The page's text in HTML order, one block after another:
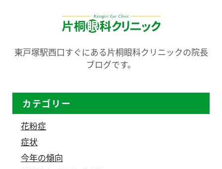
東戸塚駅西口すぐにある片桐眼科クリニックの院長
ブログです。
カテゴリー
花粉症
症状
今年の傾向